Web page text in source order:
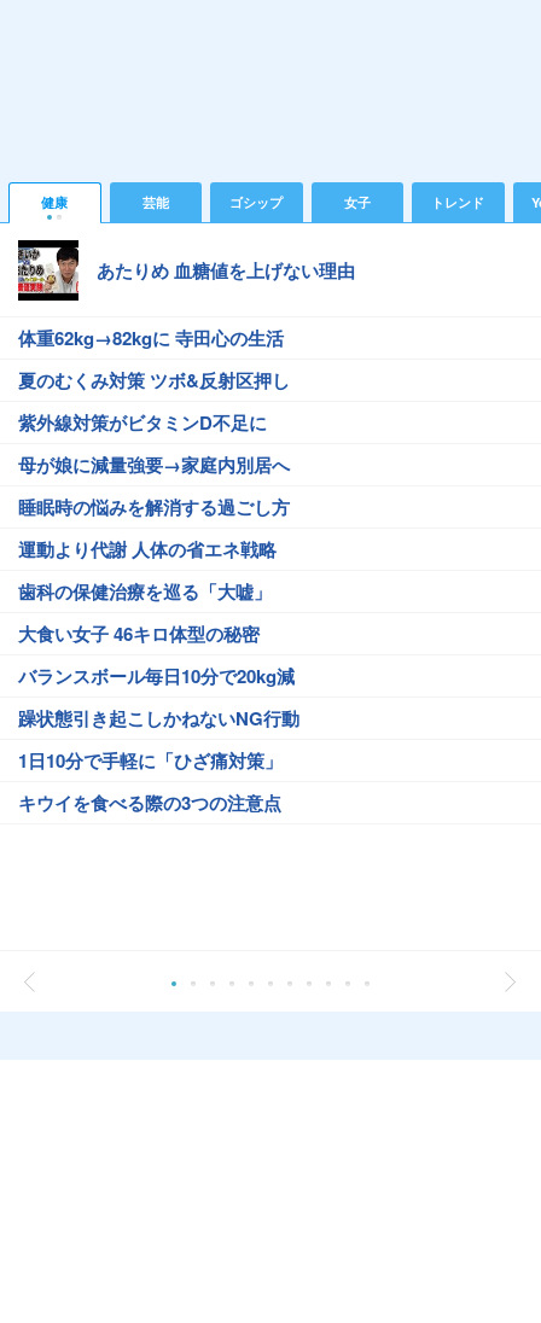
健康 芸能 ゴシップ 女子 トレンド
あたりめ 血糖値を上げない理由
体重62kg→82kgに 寺田心の生活
夏のむくみ対策 ツボ&反射区押し
紫外線対策がビタミンD不足に
母が娘に減量強要→家庭内別居へ
睡眠時の悩みを解消する過ごし方
運動より代謝 人体の省エネ戦略
歯科の保健治療を巡る「大嘘」
大食い女子 46キロ体型の秘密
バランスボール毎日10分で20kg減
躁状態引き起こしかねないNG行動
1日10分で手軽に「ひざ痛対策」
キウイを食べる際の3つの注意点